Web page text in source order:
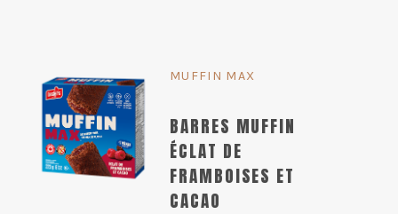
MUFFIN MAX
BARRES MUFFIN
ÉCLAT DE
FRAMBOISES ET
CACAO